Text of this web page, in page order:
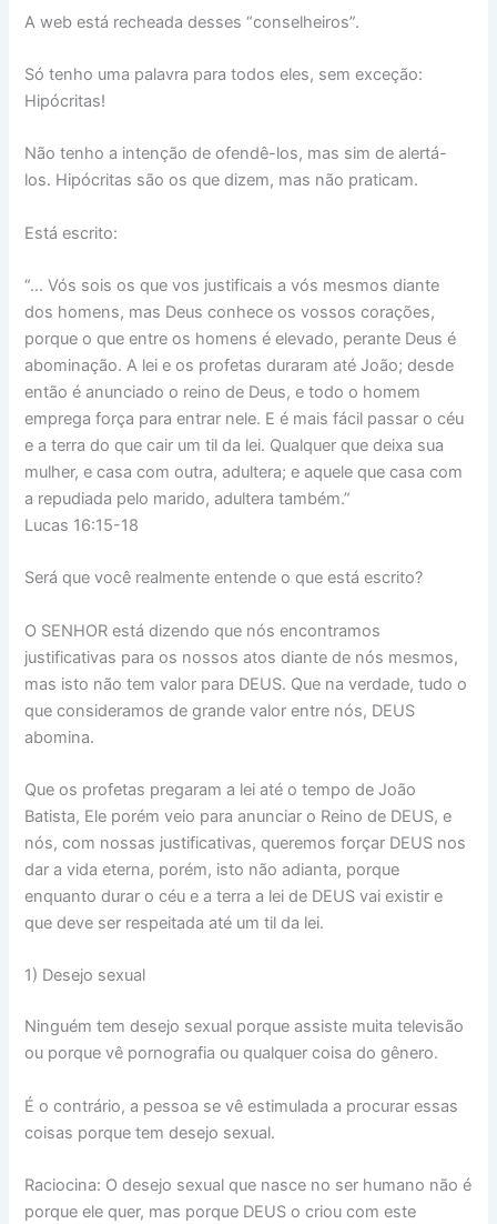
A web está recheada desses “conselheiros”.
Só tenho uma palavra para todos eles, sem exceção:
Hipócritas!
Não tenho a intenção de ofendê-los, mas sim de alertá-
los. Hipócritas são os que dizem, mas não praticam.
Está escrito:
“… Vós sois os que vos justificais a vós mesmos diante
dos homens, mas Deus conhece os vossos corações,
porque o que entre os homens é elevado, perante Deus é
abominação. A lei e os profetas duraram até João; desde
então é anunciado o reino de Deus, e todo o homem
emprega força para entrar nele. E é mais fácil passar o céu
e a terra do que cair um til da lei. Qualquer que deixa sua
mulher, e casa com outra, adultera; e aquele que casa com
a repudiada pelo marido, adultera também.”
Lucas 16:15-18
Será que você realmente entende o que está escrito?
O SENHOR está dizendo que nós encontramos
justificativas para os nossos atos diante de nós mesmos,
mas isto não tem valor para DEUS. Que na verdade, tudo o
que consideramos de grande valor entre nós, DEUS
abomina.
Que os profetas pregaram a lei até o tempo de João
Batista, Ele porém veio para anunciar o Reino de DEUS, e
nós, com nossas justificativas, queremos forçar DEUS nos
dar a vida eterna, porém, isto não adianta, porque
enquanto durar o céu e a terra a lei de DEUS vai existir e
que deve ser respeitada até um til da lei.
1) Desejo sexual
Ninguém tem desejo sexual porque assiste muita televisão
ou porque vê pornografia ou qualquer coisa do gênero.
É o contrário, a pessoa se vê estimulada a procurar essas
coisas porque tem desejo sexual.
Raciocina: O desejo sexual que nasce no ser humano não é
porque ele quer, mas porque DEUS o criou com este